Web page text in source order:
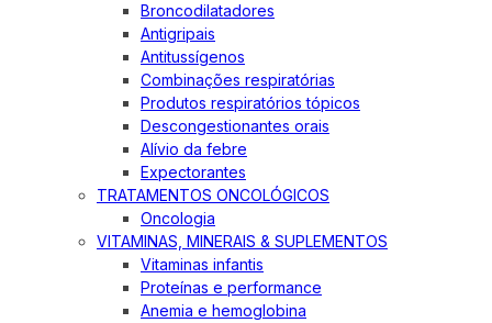
Broncodilatadores
Antigripais
Antitussígenos
Combinações respiratórias
Produtos respiratórios tópicos
Descongestionantes orais
Alívio da febre
Expectorantes
TRATAMENTOS ONCOLÓGICOS
Oncologia
VITAMINAS, MINERAIS & SUPLEMENTOS
Vitaminas infantis
Proteínas e performance
Anemia e hemoglobina